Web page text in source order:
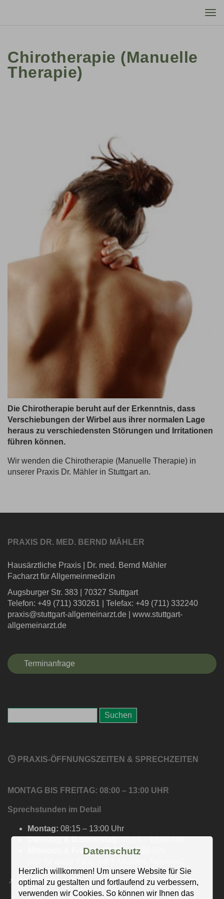
Chirotherapie (Manuelle
Therapie)
Die Chirotherapie beruht auf der Erkenntnis, dass
Verschiebungen der Wirbel aus ihrer normalen Lage
heraus zu verschiedensten Störungen und Irritationen
führen können.
Wir wenden die Chirotherapie (Manuelle Therapie) in
unserer Praxis Dr. Mähler in Stuttgart an.
PRAXIS DR. MED. BERND MÄHLER
Hausärztliche Praxis
Dr. med. Bernd Mähler
Facharzt für Allgemeinmedizin
Augsburger Str. 383
70327 Stuttgart
Telefon: +49 (711) 330261
Telefax: +49 (711) 332240
praxis@stuttgart-allgemeinarzt.de
www.stuttgart-
allgemeinarzt.de
Terminanfrage
🕒 PRAXIS-ÖFFNUNGSZEITEN & SPRECHZEITEN
MONTAG BIS FREITAG: 08:00 – 13:00 UHR
Sprechstunden im Detail
Montag: 08:15 – 13:00 Uhr
Mittwoch & Freitag:08:00 – 13:00 Uhr
📌 Wichtige Hinweise
Datenschutz
Herzlich willkommen! Um unsere Website für Sie
optimal zu gestalten und fortlaufend zu verbessern,
verwenden wir Cookies. So können wir Ihnen das